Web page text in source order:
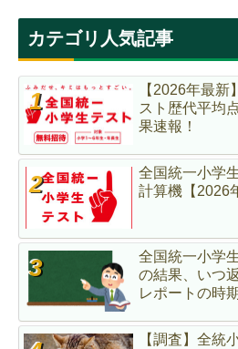
カテゴリ人気記事
【2026年最
スト歴代平均
果速報！
全国統一小学
計算機【2026
全国統一小学
の結果、いつ
レポートの時
【調査】全統